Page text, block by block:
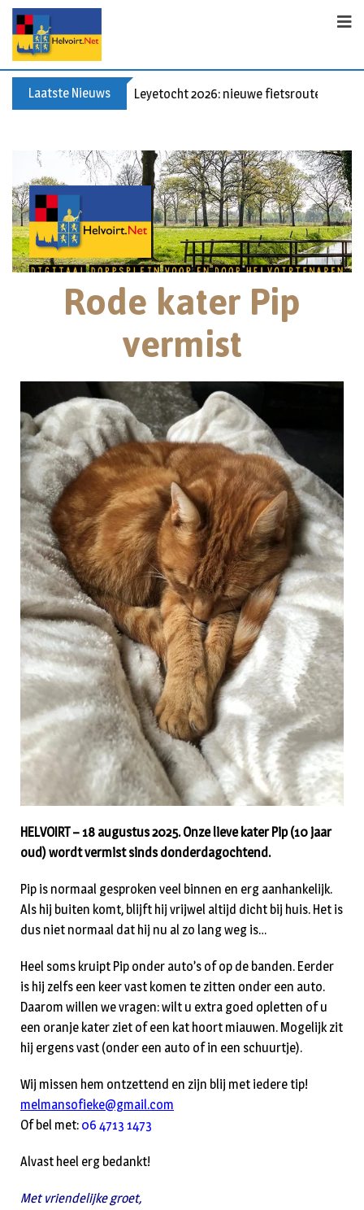
Laatste Nieuws Leyetocht 2026: nieuwe fietsroutes
Rode kater Pip
vermist
HELVOIRT – 18 augustus 2025. Onze lieve kater Pip (10 jaar
oud) wordt vermist sinds donderdagochtend.
Pip is normaal gesproken veel binnen en erg aanhankelijk.
Als hij buiten komt, blijft hij vrijwel altijd dicht bij huis. Het is
dus niet normaal dat hij nu al zo lang weg is…
Heel soms kruipt Pip onder auto’s of op de banden. Eerder
is hij zelfs een keer vast komen te zitten onder een auto.
Daarom willen we vragen: wilt u extra goed opletten of u
een oranje kater ziet of een kat hoort miauwen. Mogelijk zit
hij ergens vast (onder een auto of in een schuurtje).
Wij missen hem ontzettend en zijn blij met iedere tip!
melmansofieke@gmail.com
Of bel met: 06 4713 1473
Alvast heel erg bedankt!
Met vriendelijke groet,